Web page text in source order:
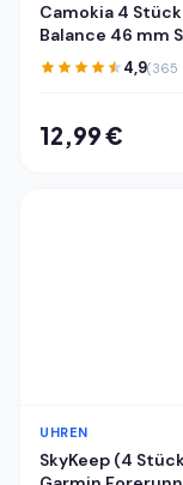
Camokia 4
Balance 46 mm
für Panzerglas
4,9(365
12,99 €
UHREN
SkyKeep (4